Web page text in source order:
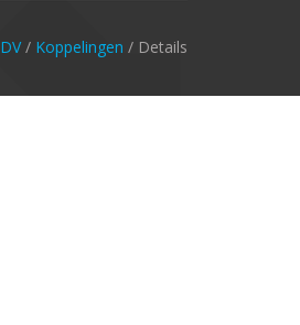
DV/ Koppelingen / Details